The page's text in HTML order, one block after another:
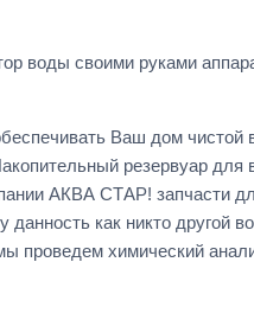
воды своими руками
Ваш дом чистой
резервуар
АКВА СТАР! запчасти
как никто другой
химический